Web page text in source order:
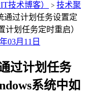
技术博客） > 技术聚
通过计划任务设置定
计划任务定时重启）
03月11日
过计划任务
系统中如